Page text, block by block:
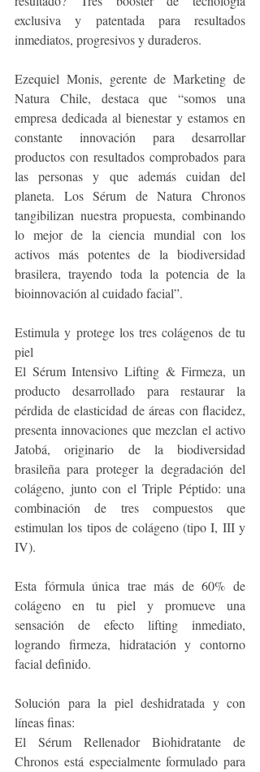
exclusiva y patentada para resultados
inmediatos, progresivos y duraderos.
Ezequiel Monis, gerente de Marketing de
Natura Chile, destaca que “somos una
empresa dedicada al bienestar y estamos en
constante innovación para desarrollar
productos con resultados comprobados para
las personas y que además cuidan del
planeta. Los Sérum de Natura Chronos
tangibilizan nuestra propuesta, combinando
lo mejor de la ciencia mundial con los
activos más potentes de la biodiversidad
brasilera, trayendo toda la potencia de la
bioinnovación al cuidado facial”.
Estimula y protege los tres colágenos de tu
piel
El Sérum Intensivo Lifting & Firmeza, un
producto desarrollado para restaurar la
pérdida de elasticidad de áreas con flacidez,
presenta innovaciones que mezclan el activo
Jatobá, originario de la biodiversidad
brasileña para proteger la degradación del
colágeno, junto con el Triple Péptido: una
combinación de tres compuestos que
estimulan los tipos de colágeno (tipo I, III y
IV).
Esta fórmula única trae más de 60% de
colágeno en tu piel y promueve una
sensación de efecto lifting inmediato,
logrando firmeza, hidratación y contorno
facial definido.
Solución para la piel deshidratada y con
líneas finas:
El Sérum Rellenador Biohidratante de
Chronos está especialmente formulado para